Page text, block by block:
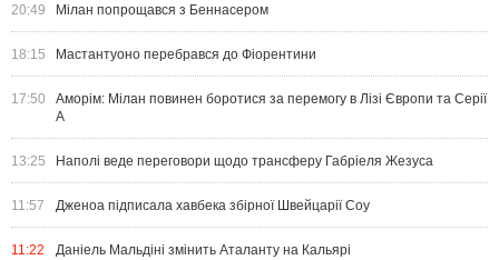
20:49 Мілан попрощався з Беннасером
18:15 Мастантуоно перебрався до Фіорентини
17:50
Аморім: Мілан повинен боротися за перемогу в Лізі Європи та Серії
А
13:25 Наполі веде переговори щодо трансферу Габріеля Жезуса
11:57 Дженоа підписала хавбека збірної Швейцарії Соу
11:22 Даніель Мальдіні змінить Аталанту на Кальярі